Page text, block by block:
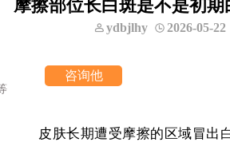
摩擦部位长白斑是不是初期
ydbjlhy 2026-05-22
皮肤长期遭受摩擦的区域冒出